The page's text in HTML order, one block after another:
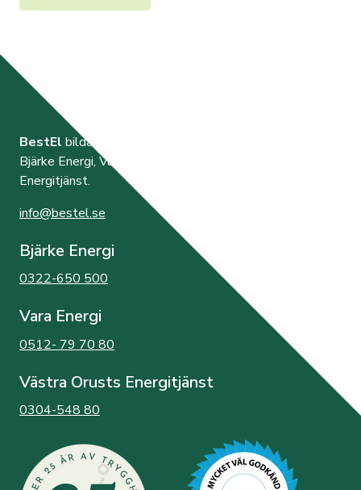
BestEl bildades år 2000 av de tre elnätsföretagen
Bjärke Energi, Vara Energi samt Västra Orusts
Energitjänst.
info@bestel.se
Bjärke Energi
0322-650 500
Vara Energi
0512- 79 70 80
Västra Orusts Energitjänst
0304-548 80